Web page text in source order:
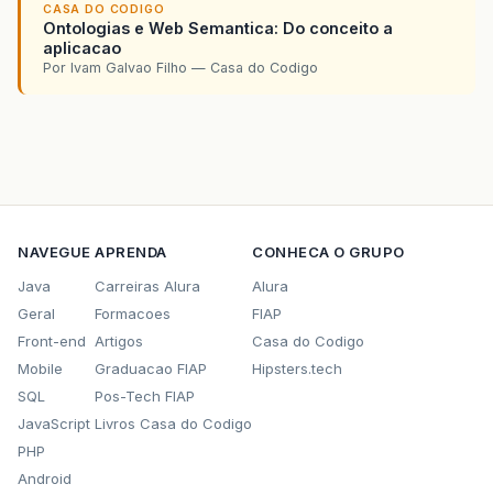
CASA DO CODIGO
Ontologias e Web Semantica: Do conceito a
aplicacao
Por Ivam Galvao Filho — Casa do Codigo
NAVEGUE
Java
Geral
Front-end
Mobile
SQL
JavaScript
PHP
Android
APRENDA
Carreiras Alura
Formacoes
Artigos
Graduacao FIAP
Pos-Tech FIAP
Livros Casa do Codigo
CONHECA O GRUPO
Alura
FIAP
Casa do Codigo
Hipsters.tech